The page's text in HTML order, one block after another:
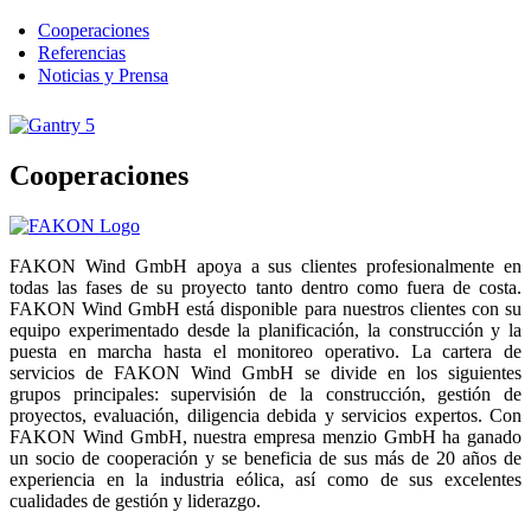
Cooperaciones
Referencias
Noticias y Prensa
Cooperaciones
FAKON Wind GmbH apoya a sus clientes profesionalmente en
todas las fases de su proyecto tanto dentro como fuera de costa.
FAKON Wind GmbH está disponible para nuestros clientes con su
equipo experimentado desde la planificación, la construcción y la
puesta en marcha hasta el monitoreo operativo. La cartera de
servicios de FAKON Wind GmbH se divide en los siguientes
grupos principales: supervisión de la construcción, gestión de
proyectos, evaluación, diligencia debida y servicios expertos. Con
FAKON Wind GmbH, nuestra empresa menzio GmbH ha ganado
un socio de cooperación y se beneficia de sus más de 20 años de
experiencia en la industria eólica, así como de sus excelentes
cualidades de gestión y liderazgo.